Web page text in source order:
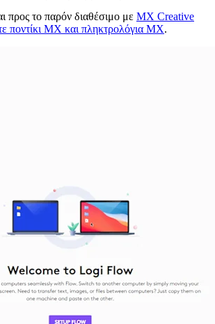
προς το παρόν διαθέσιμο με MX Creative
ποντίκι MX και πληκτρολόγια MX.